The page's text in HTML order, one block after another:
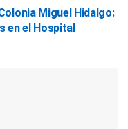
Miguel Hidalgo:
en el Hospital